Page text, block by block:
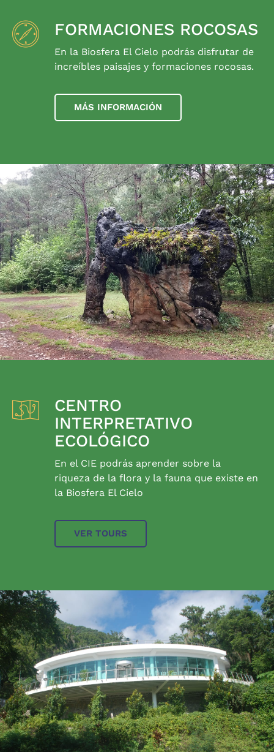
FORMACIONES ROCOSAS
En la Biosfera El Cielo podrás disfrutar de
increíbles paisajes y formaciones rocosas.
MÁS INFORMACIÓN
CENTRO
INTERPRETATIVO
ECOLÓGICO
En el CIE podrás aprender sobre la
riqueza de la flora y la fauna que existe en
la Biosfera El Cielo
VER TOURS